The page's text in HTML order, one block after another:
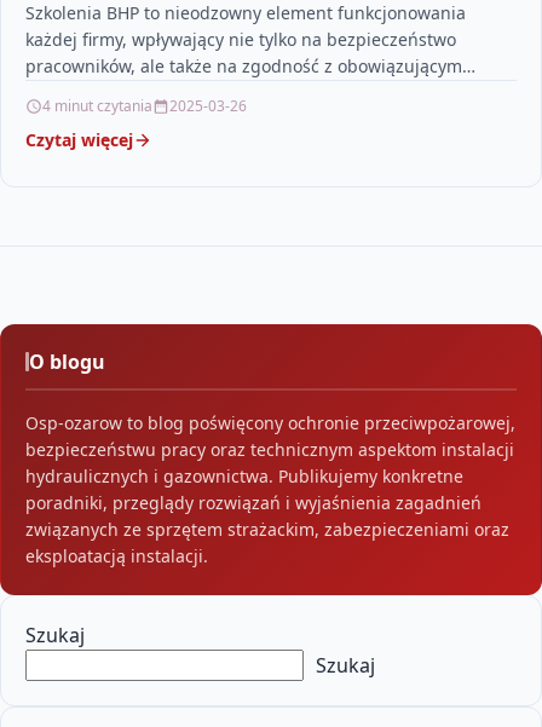
Szkolenia BHP to nieodzowny element funkcjonowania
każdej firmy, wpływający nie tylko na bezpieczeństwo
pracowników, ale także na zgodność z obowiązującym
4 minut czytania 2025-03-26
Czytaj więcej
O blogu
Osp-ozarow to blog poświęcony ochronie przeciwpożarowej,
bezpieczeństwu pracy oraz technicznym aspektom instalacji
hydraulicznych i gazownictwa. Publikujemy konkretne
poradniki, przeglądy rozwiązań i wyjaśnienia zagadnień
związanych ze sprzętem strażackim, zabezpieczeniami oraz
eksploatacją instalacji.
Szukaj
Szukaj